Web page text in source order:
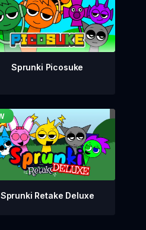
Sprunki Picosuke
Sprunki Retake Deluxe